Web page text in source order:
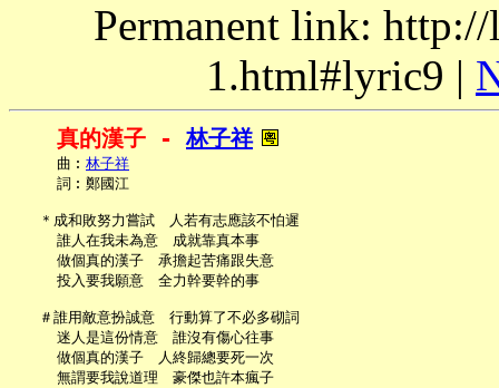
Permanent link:
1.html#lyric9 |
真的漢子 - 林子祥
     曲︰
林子祥
     詞︰鄭國江
   ＊成和敗努力嘗試　人若有志應該不怕遲
     誰人在我未為意　成就靠真本事
     做個真的漢子　承擔起苦痛跟失意
     投入要我願意　全力幹要幹的事
   ＃誰用敵意扮誠意　行動算了不必多砌詞
     迷人是這份情意　誰沒有傷心往事
     做個真的漢子　人終歸總要死一次
     無謂要我說道理　豪傑也許本瘋子